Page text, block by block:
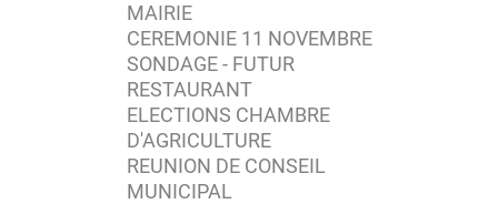
MAIRIE
CEREMONIE 11 NOVEMBRE
SONDAGE - FUTUR
RESTAURANT
ELECTIONS CHAMBRE
D'AGRICULTURE
REUNION DE CONSEIL
MUNICIPAL